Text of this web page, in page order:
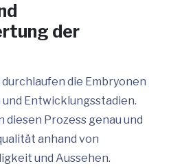
der
die Embryonen
Entwicklungsstadien.
Prozess genau und
anhand von
und Aussehen.